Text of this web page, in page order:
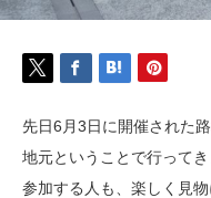
先日6月3日に開催された路
地元ということで行ってき
参加する人も、楽しく見